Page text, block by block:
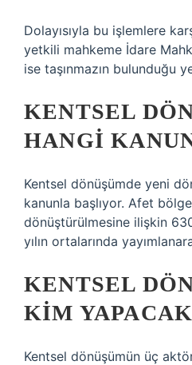
Dolayısıyla bu işlemlere
yetkili mahkeme İdare
ise taşınmazın bulunduğu
KENTSEL
HANGI
Kentsel dönüşümde yeni
kanunla başlıyor. Afet
dönüştürülmesine ilişkin
yılın ortalarında
KENTSEL
KIM
Kentsel dönüşümün üç